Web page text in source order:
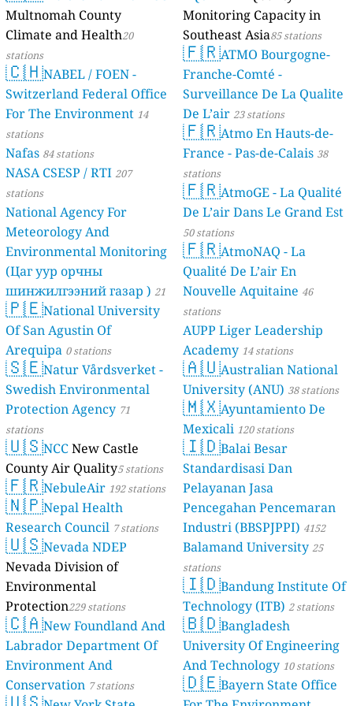
Monitoring Capacity in
Southeast Asia85 stations
🇫🇷ATMO Bourgogne-
Franche-Comté -
Surveillance De La Qualite
De L’air 23 stations
🇫🇷Atmo En Hauts-de-
France - Pas-de-Calais 38
stations
🇫🇷AtmoGE - La Qualité
De L’air Dans Le Grand Est
50 stations
🇫🇷AtmoNAQ - La
Qualité De L’air En
Nouvelle Aquitaine 46
stations
AUPP Liger Leadership
Academy 14 stations
🇦🇺Australian National
University (ANU) 38 stations
🇲🇽Ayuntamiento De
Mexicali 120 stations
🇮🇩Balai Besar
Standardisasi Dan
Pelayanan Jasa
Pencegahan Pencemaran
Industri (BBSPJPPI) 4152
stations
Balamand University25
stations
🇮🇩Bandung Institute Of
Technology (ITB) 2 stations
🇧🇩Bangladesh
University Of Engineering
And Technology 10 stations
🇩🇪Bayern State Office
Multnomah County
Climate and Health20
stations
🇨🇭NABEL / FOEN -
Switzerland Federal Office
For The Environment 14
stations
Nafas 84 stations
NASA CSESP / RTI 207
stations
National Agency For
Meteorology And
Environmental Monitoring
(Цаг уур орчны
шинжилгээний газар ) 21
stations
🇵🇪National University
Of San Agustin Of
Arequipa 0 stations
🇸🇪Natur Vårdsverket -
Swedish Environmental
Protection Agency 71
stations
🇺🇸NCCNew Castle
County Air Quality5 stations
🇫🇷NebuleAir 192 stations
🇳🇵Nepal Health
Research Council 7 stations
🇺🇸Nevada NDEP
Nevada Division of
Environmental
Protection229 stations
🇨🇦New Foundland And
Labrador Department Of
Environment And
Conservation 7 stations